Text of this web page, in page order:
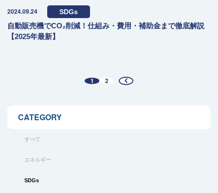
2024.09.24 SDGs
自動販売機でCO₂削減！仕組み・費用・補助金まで徹底解説
【2025年最新】
1 2
CATEGORY
すべて
エネルギー
SDGs